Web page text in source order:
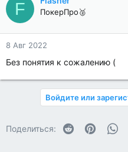
F ПокерПро🥈
8 Авг 2022
Без понятия к сожалению (
Войдите или
Поделиться: Reddit